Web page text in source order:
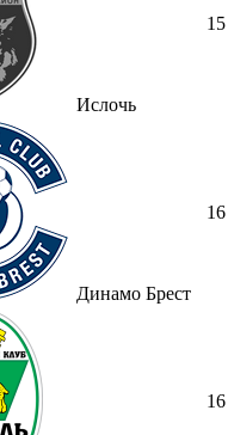
Ислочь
15
Динамо Брест
16
16